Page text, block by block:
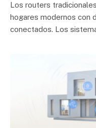
Los routers
hogares modernos con
conectados. Los